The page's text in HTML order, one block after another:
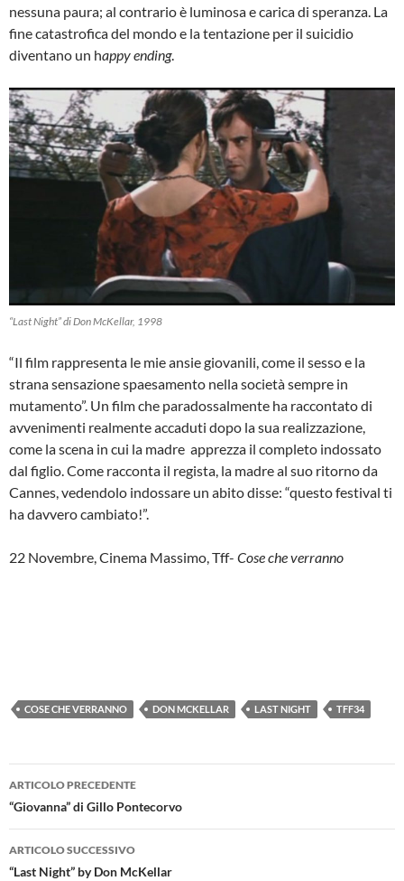
nessuna paura; al contrario è luminosa e carica di speranza. La
fine catastrofica del mondo e la tentazione per il suicidio
diventano un happy ending.
“Last Night”di Don McKellar, 1998
“Il film rappresenta le mie ansie giovanili, come il sesso e la
strana sensazione spaesamento nella società sempre in
mutamento”. Un film che paradossalmente ha raccontato di
avvenimenti realmente accaduti dopo la sua realizzazione,
come la scena in cui la madre apprezza il completo indossato
dal figlio. Come racconta il regista, la madre al suo ritorno da
Cannes, vedendolo indossare un abito disse: “questo festival ti
ha davvero cambiato!”.
22 Novembre, Cinema Massimo, Tff- Cose che verranno
COSE CHE VERRANNO DON MCKELLAR LAST NIGHT TFF34
Navigazione
articolo
ARTICOLO PRECEDENTE
“Giovanna” di Gillo Pontecorvo
ARTICOLO SUCCESSIVO
“Last Night” by Don McKellar